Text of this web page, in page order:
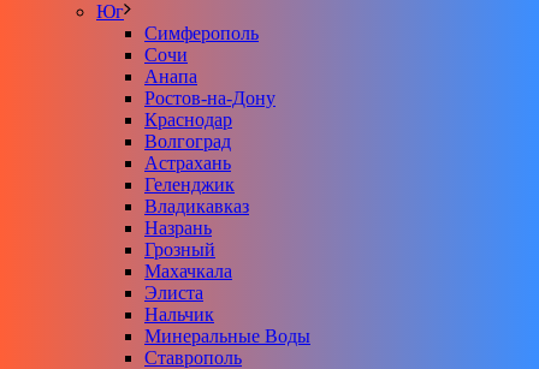
Юг
Симферополь
Сочи
Анапа
Ростов-на-Дону
Краснодар
Волгоград
Астрахань
Геленджик
Владикавказ
Назрань
Грозный
Махачкала
Элиста
Нальчик
Минеральные Воды
Ставрополь